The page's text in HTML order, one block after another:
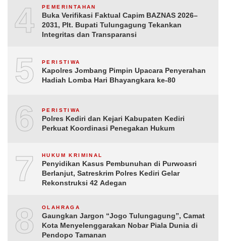
4 PEMERINTAHAN
Buka Verifikasi Faktual Capim BAZNAS 2026–
2031, Plt. Bupati Tulungagung Tekankan
Integritas dan Transparansi
5 PERISTIWA
Kapolres Jombang Pimpin Upacara Penyerahan
Hadiah Lomba Hari Bhayangkara ke-80
6 PERISTIWA
Polres Kediri dan Kejari Kabupaten Kediri
Perkuat Koordinasi Penegakan Hukum
7 HUKUM KRIMINAL
Penyidikan Kasus Pembunuhan di Purwoasri
Berlanjut, Satreskrim Polres Kediri Gelar
Rekonstruksi 42 Adegan
8 OLAHRAGA
Gaungkan Jargon “Jogo Tulungagung”, Camat
Kota Menyelenggarakan Nobar Piala Dunia di
Pendopo Tamanan